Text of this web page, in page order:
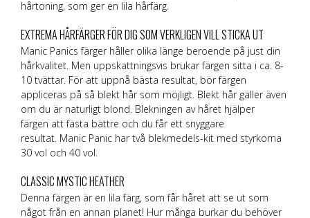
hårtoning, som ger en lila hårfärg.
EXTREMA HÅRFÄRGER FÖR DIG SOM VERKLIGEN VILL STICKA UT
Manic Panics färger håller olika länge beroende på just din
hårkvalitet. Men uppskattningsvis brukar färgen sitta i ca. 8-
10 tvättar. För att uppnå bästa resultat, bör färgen
appliceras på så blekt hår som möjligt. Blekt hår gäller även
om du är naturligt blond. Blekningen av håret hjälper
färgen att fästa bättre och du får ett snyggare
resultat. Manic Panic har två blekmedels-kit med styrkorna
30 vol och 40 vol.
CLASSIC MYSTIC HEATHER
Denna färgen är en lila färg, som får håret att se ut som
något från en annan planet! Hur många burkar du behöver